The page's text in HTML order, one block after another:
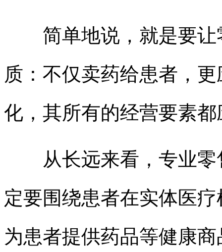
简单地说，就是要让
质：不仅卖药给患者，
化，其所有的经营要素
从长远来看，专业零
定要围绕患者在实体医
为患者提供药品等健康